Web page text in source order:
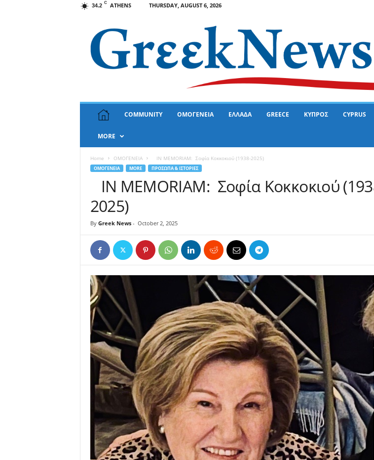
34.2 C ATHENS THURSDAY, AUGUST 6, 2026
k
COMMUNITY ΟΜΟΓΕΝΕΙΑ ΕΛΛΑΔΑ GREECE ΚΥΠΡΟΣ CYPRUS
MORE
Home ΟΜΟΓΕΝΕΙΑ IN MEMORIAM: Σοφία Κοκκοκιού (1938-2025)
ΟΜΟΓΕΝΕΙΑ MORE ΠΡΟΣΩΠΑ & ΙΣΤΟΡΙΕΣ
IN MEMORIAM: Σοφία Κοκκοκιού
2025)
By Greek News- October 2, 2025